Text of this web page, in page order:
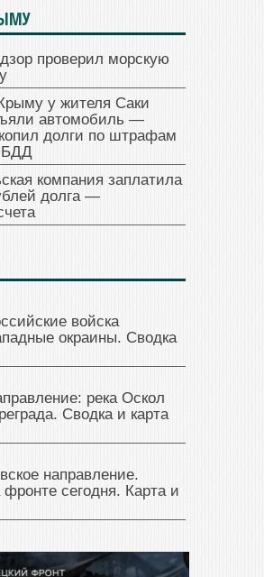
проверил морскую
у жителя Саки
автомобиль —
долги по штрафам
компания заплатила
долга —
войска
окраины. Сводка
река Оскол
Сводка и карта
направление.
сегодня. Карта и